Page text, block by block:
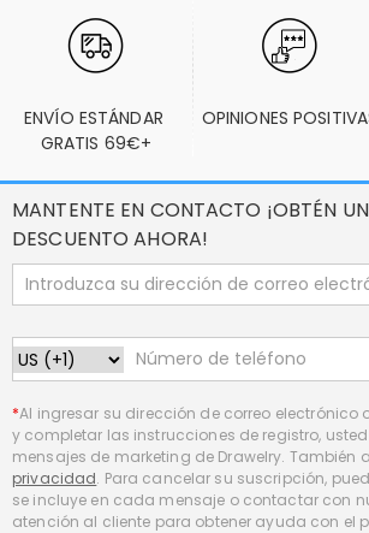
ENVÍO ESTÁNDAR
GRATIS 69€+
OPINIONES
MANTENTE EN CONTACTO ¡OBTÉN
DESCUENTO AHORA!
*Al ingresar su dirección de correo electrónico
y completar las instrucciones de registro,
mensajes de marketing de Drawelry. También
privacidad. Para cancelar su suscripción,
se incluye en cada mensaje o contactar con
atención al cliente para obtener ayuda con el